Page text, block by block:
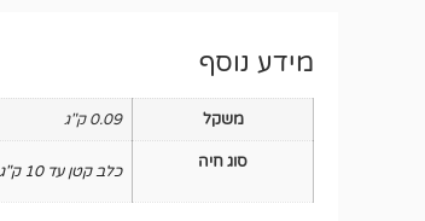
מידע נוסף
משקל 0.09 ק"ג
סוג חיה כלב קטן עד 10 ק"ג